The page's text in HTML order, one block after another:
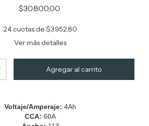
$30.800,00
24cuotas de $3.952,80
Ver más detalles
Voltaje/Amperaje: 4Ah
CCA: 60A